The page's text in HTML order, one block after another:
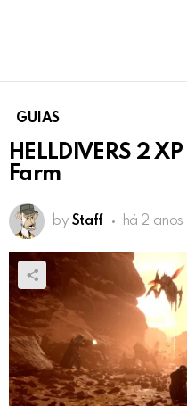
GUIAS
HELLDIVERS 2
Farm
by Staff há 2 anos